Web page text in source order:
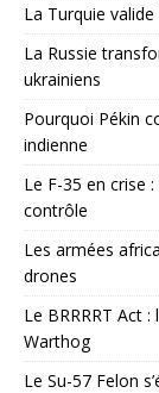
La Turquie valide
La Russie
ukrainiens
Pourquoi Pékin
indienne
Le F-35 en crise
contrôle
Les armées
drones
Le BRRRRT Act
Warthog
Le Su-57 Felon